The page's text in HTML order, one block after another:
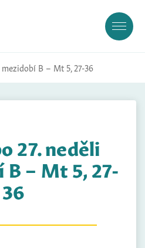
B – Mt 5, 27-36
27. neděli
– Mt 5, 27-
36